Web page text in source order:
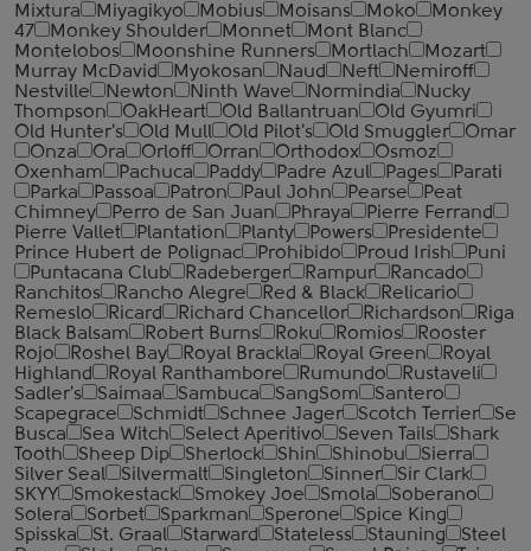
Mixtura
Miyagikyo Mobius Moisans Moko
Monkey
47
Monkey Shoulder Monnet
Mont Blanc
Montelobos
Moonshine Runners Mortlach
Mozart
Murray McDavid
Myokosan Naud Neft
Nemiroff
Nestville
Newton Ninth Wave Normindia
Nucky
Thompson
OakHeart Old Ballantruan
Old Gyumri
Old Hunter's
Old Mull Old Pilot's Old Smuggler
Omar
Onza
Ora Orloff Orran Orthodox
Osmoz
Oxenham
Pachuca Paddy Padre Azul Pages
Parati
Parka
Passoa Patron Paul John Pearse
Peat
Chimney
Perro de San Juan Phraya
Pierre Ferrand
Pierre Vallet
Plantation Planty Powers
Presidente
Prince Hubert de Polignac
Prohibido Proud Irish
Puni
Puntacana Club
Radeberger Rampur
Rancado
Ranchitos
Rancho Alegre Red & Black
Relicario
Remeslo
Ricard Richard Chancellor Richardson
Riga
Black Balsam
Robert Burns Roku Romios
Rooster
Rojo
Roshel Bay Royal Brackla Royal Green
Royal
Highland
Royal Ranthambore Rumundo
Rustaveli
Sadler's
Saimaa Sambuca SangSom
Santero
Scapegrace
Schmidt Schnee Jager Scotch Terrier
Se
Busca
Sea Witch Select Aperitivo Seven Tails
Shark
Tooth
Sheep Dip Sherlock Shin Shinobu
Sierra
Silver Seal
Silvermalt Singleton Sinner
Sir Clark
SKYY
Smokestack Smokey Joe Smola
Soberano
Solera
Sorbet Sparkman Sperone
Spice King
Spisska
St. Graal Starward Stateless Stauning
Steel